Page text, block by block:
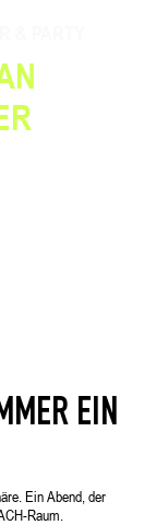
EIN
Ein Abend, der
Raum.